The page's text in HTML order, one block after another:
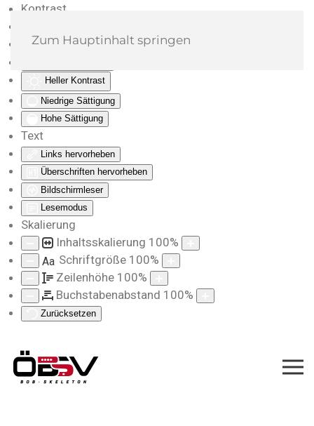
Kontrast
Monochrom
Heller Kontrast
Niedrige Sättigung
Hohe Sättigung
Text
Links hervorheben
Überschriften hervorheben
Bildschirmleser
Lesemodus
Skalierung
Inhaltsskalierung 100%
Aa Schriftgröße 100%
Zeilenhöhe 100%
Buchstabenabstand 100%
Zurücksetzen
Zum Hauptinhalt springen